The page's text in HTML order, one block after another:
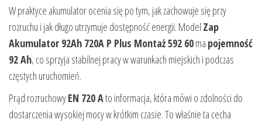
W praktyce akumulator ocenia się po tym, jak zachowuje się przy
rozruchu i jak długo utrzymuje dostępność energii. Model Zap
Akumulator 92Ah 720A P Plus Montaż 592 60ma pojemność
92 Ah, co sprzyja stabilnej pracy w warunkach miejskich i podczas
częstych uruchomień.
Prąd rozruchowyEN 720 Ato informacja, która mówi o zdolności do
dostarczenia wysokiej mocy w krótkim czasie. To właśnie ta cecha